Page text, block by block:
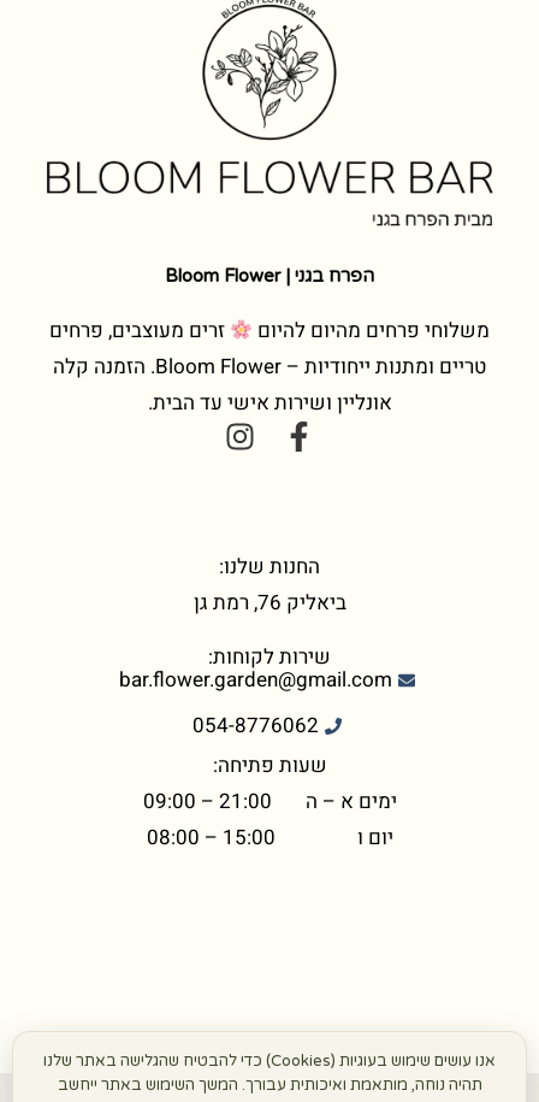
אנו עושים שימוש בעוגיות (Cookies) כדי להבטיח שהגלישה באתר שלנו
תהיה נוחה, מותאמת ואיכותית עבורך. המשך השימוש באתר ייחשב
הפרח בגני | Bloom Flower
משלוחי פרחים מהיום להיום
זרים מעוצבים, פרחים
טריים ומתנות ייחודיות – Bloom Flower. הזמנה קלה
אונליין ושירות אישי עד הבית.
החנות שלנו:
ביאליק 76, רמת גן
bar.flower.garden@gmail.com
054-8776062
שעות פתיחה:
ימים א – ה 21:00 – 09:00
יום ו 15:00 – 08:00
שירות לקוחות: